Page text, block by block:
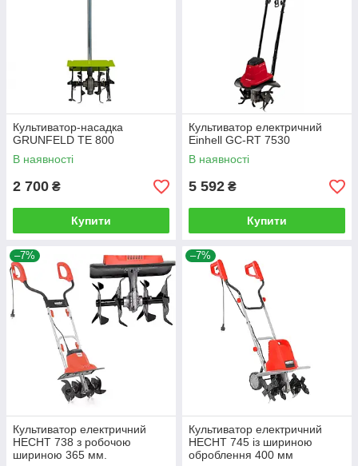
Культиватор-насадка
GRUNFELD TE 800
В наявності
2 700 ₴
Купити
Культиватор електричний
Einhell GC-RT 7530
В наявності
5 592 ₴
Купити
–7%
Культиватор електричний
HECHT 738 з робочою
шириною 365 мм.
–7%
Культиватор електричний
HECHT 745 із шириною
оброблення 400 мм